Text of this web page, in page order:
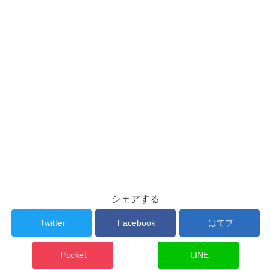
シェアする
Twitter Facebook はてブ
Pocket LINE